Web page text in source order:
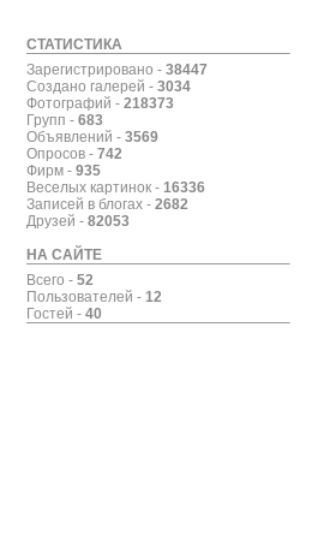
СТАТИСТИКА
Зарегистрировано - 38447
Создано галерей - 3034
Фотографий - 218373
Групп - 683
Объявлений - 3569
Опросов - 742
Фирм - 935
Веселых картинок - 16336
Записей в блогах - 2682
Друзей - 82053
НА САЙТЕ
Всего - 52
Пользователей - 12
Гостей - 40